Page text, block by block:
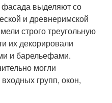
фасада выделяют со
и древнеримской
строго треугольную
их декорировали
и барельефами.
могли
групп, окон,